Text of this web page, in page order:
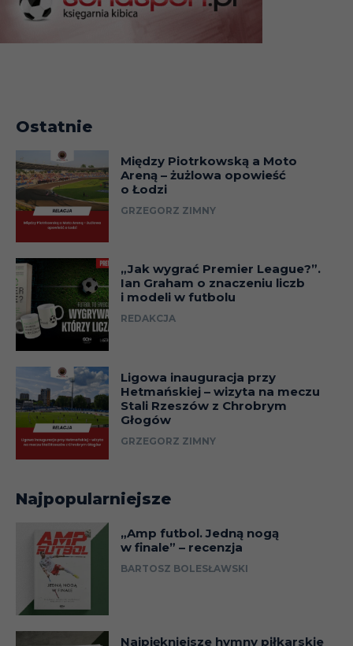
Ostatnie
Między Piotrkowską a Moto
Areną – żużlowa opowieść
o Łodzi
GRZEGORZ ZIMNY
„Jak wygrać Premier League?”.
Ian Graham o znaczeniu liczb
i modeli w futbolu
REDAKCJA
Ligowa inauguracja przy
Hetmańskiej – wizyta na meczu
Stali Rzeszów z Chrobrym
Głogów
GRZEGORZ ZIMNY
Najpopularniejsze
„Amp futbol. Jedną nogą
w finale” – recenzja
BARTOSZ BOLESŁAWSKI
Najpiękniejsze hymny piłkarskie